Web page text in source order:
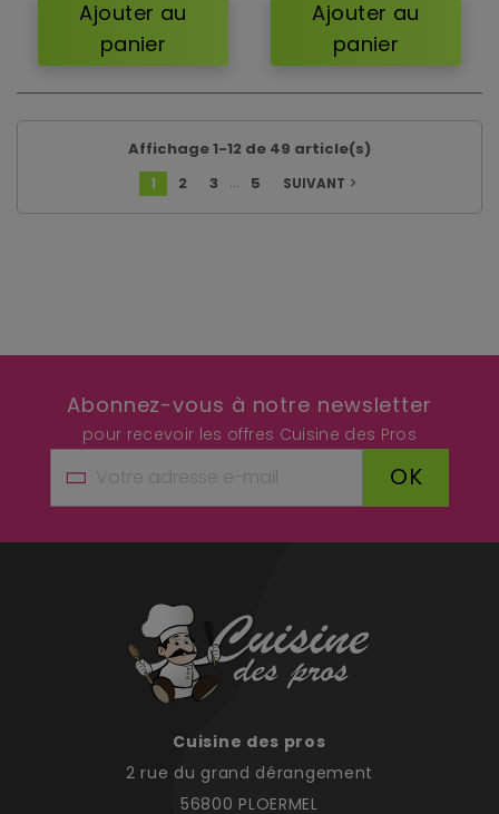
Ajouter au
panier
Ajouter au
panier
Affichage 1-12 de 49 article(s)
1
2 3 … 5 SUIVANT navigate_next
Abonnez-vous à notre newsletter
pour recevoir les offres Cuisine des Pros
OK
Cuisine des pros
2 rue du grand dérangement
56800 PLOERMEL